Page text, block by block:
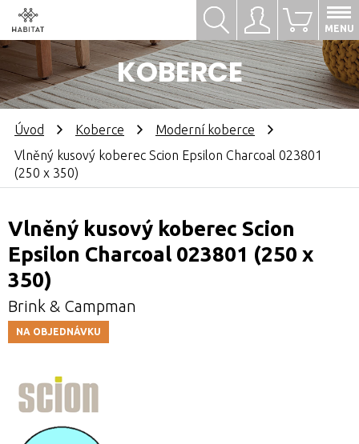
Přihlásit se
KOBERCE
0
MENU
Hledat
Úvod Koberce
Moderní koberce
Vlněný kusový koberec Scion Epsilon Charcoal 023801
(250 x 350)
Vlněný kusový koberec Scion
Epsilon Charcoal 023801 (250 x
350)
Brink & Campman
NA OBJEDNÁVKU